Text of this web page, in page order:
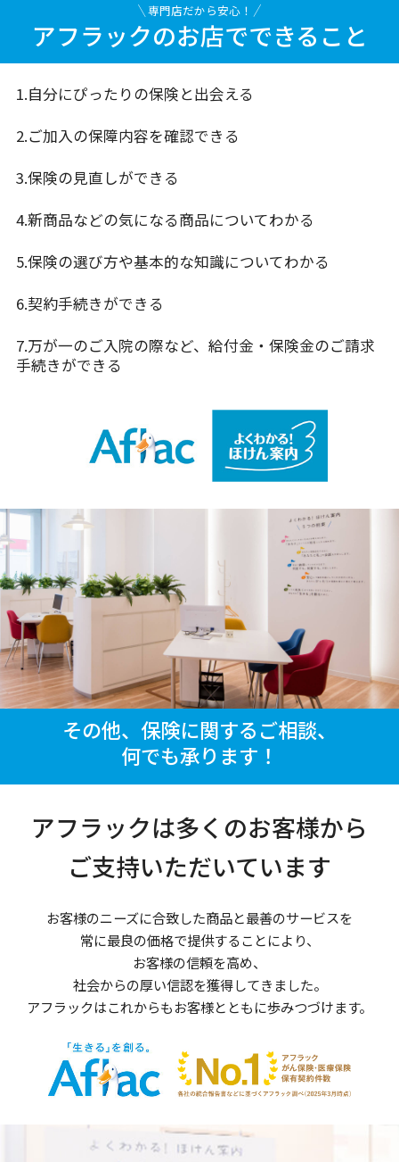
専門店だから安心！
アフラックのお店でできること
1.自分にぴったりの保険と出会える
2.ご加入の保障内容を確認できる
3.保険の見直しができる
4.新商品などの気になる商品についてわかる
5.保険の選び方や基本的な知識についてわかる
6.契約手続きができる
7.万が一のご入院の際など、給付金・保険金のご請求
手続きができる
その他、保険に関するご相談、
何でも承ります！
アフラックは多くのお客様から
ご支持いただいています
お客様のニーズに合致した商品と最善のサービスを
常に最良の価格で提供することにより、
お客様の信頼を高め、
社会からの厚い信認を獲得してきました。
アフラックはこれからもお客様とともに歩みつづけます。